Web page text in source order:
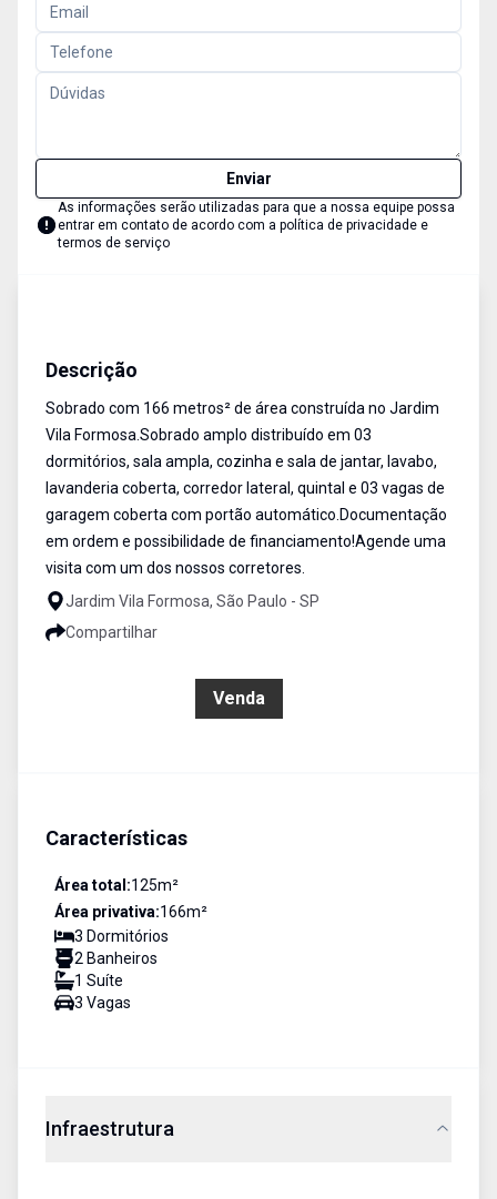
Enviar
As informações serão utilizadas para que a nossa equipe possa
entrar em contato de acordo com a política de privacidade e
termos de serviço
Descrição
Sobrado com 166 metros² de área construída no Jardim
Vila Formosa.Sobrado amplo distribuído em 03
dormitórios, sala ampla, cozinha e sala de jantar, lavabo,
lavanderia coberta, corredor lateral, quintal e 03 vagas de
garagem coberta com portão automático.Documentação
em ordem e possibilidade de financiamento!Agende uma
visita com um dos nossos corretores.
Jardim Vila Formosa, São Paulo - SP
Compartilhar
Venda
Características
Área total:125m²
Área privativa:166m²
3 Dormitórios
2 Banheiros
1 Suíte
3 Vagas
Infraestrutura